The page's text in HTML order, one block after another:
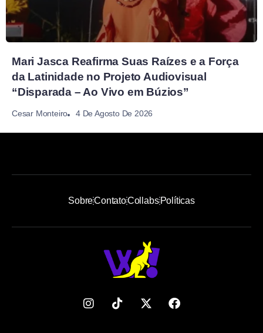
Mari Jasca Reafirma Suas Raízes e a Força
da Latinidade no Projeto Audiovisual
“Disparada – Ao Vivo em Búzios”
Cesar Monteiro 4 De Agosto De 2026
SobreContatoCollabsPolíticas